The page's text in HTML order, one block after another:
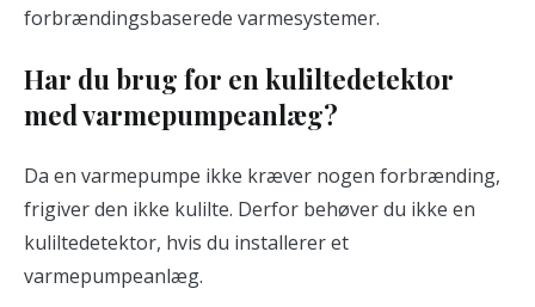
forbrændingsbaserede varmesystemer.
Har du brug for en kuliltedetektor
med varmepumpeanlæg?
Da en varmepumpe ikke kræver nogen forbrænding,
frigiver den ikke kulilte. Derfor behøver du ikke en
kuliltedetektor, hvis du installerer et
varmepumpeanlæg.